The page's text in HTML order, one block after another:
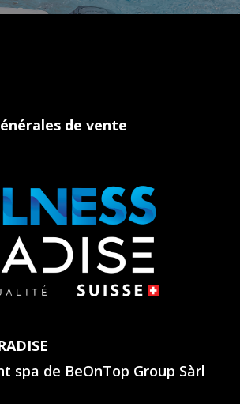
de vente
spa de BeOnTop Group Sàrl